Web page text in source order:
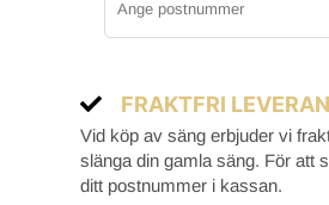
FRAKTFRI
Vid köp av säng erbjuder vi
slänga din gamla säng. För att
ditt postnummer i kassan.